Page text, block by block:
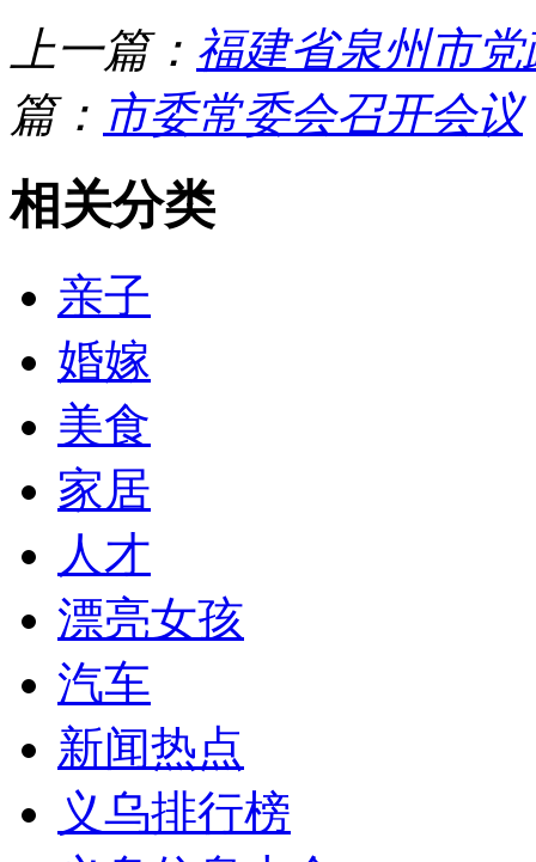
上一篇： 福建省泉州市
篇： 市委常委会召开会议
相关分类
亲子
婚嫁
美食
家居
人才
漂亮女孩
汽车
新闻热点
义乌排行榜